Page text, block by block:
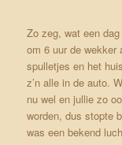
Zo zeg, wat een
om 6 uur de wekker
spulletjes en het
z’n alle in de auto.
nu wel en jullie zo
worden, dus stopte
was een bekend